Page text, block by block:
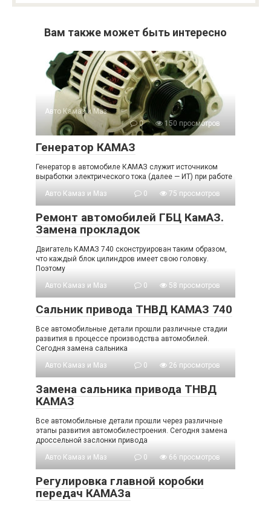
Вам также может быть интересно
Авто Камаз и Маз
0
150 просмотров
Генератор КАМАЗ
Генератор в автомобиле КАМАЗ служит источником
выработки электрического тока (далее — ИТ) при работе
Авто Камаз и Маз
0 75 просмотров
Ремонт автомобилей ГБЦ КамАЗ.
Замена прокладок
Двигатель КАМАЗ 740 сконструирован таким образом,
что каждый блок цилиндров имеет свою головку.
Поэтому
Авто Камаз и Маз
0 58 просмотров
Сальник привода ТНВД КАМАЗ 740
Все автомобильные детали прошли различные стадии
развития в процессе производства автомобилей.
Сегодня замена сальника
Авто Камаз и Маз
0 26 просмотров
Замена сальника привода ТНВД
КАМАЗ
Все автомобильные детали прошли через различные
этапы развития автомобилестроения. Сегодня замена
дроссельной заслонки привода
Авто Камаз и Маз
0 66 просмотров
Регулировка главной коробки
передач КАМАЗа